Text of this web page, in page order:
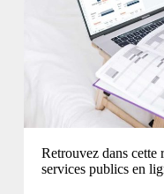
Retrouvez dans cette
services publics en